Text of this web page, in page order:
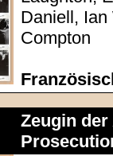
Daniell, Ian
Compton
Zeugin